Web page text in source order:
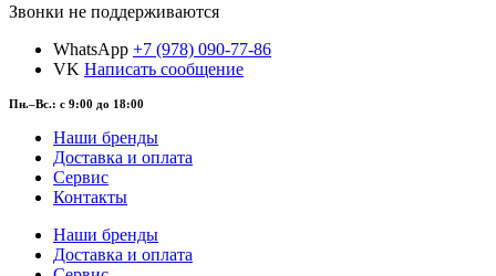
Звонки не поддерживаются
WhatsApp +7 (978) 090-77-86
VK Написать сообщение
Пн.–Вс.: с 9:00 до 18:00
Наши бренды
Доставка и оплата
Сервис
Контакты
Наши бренды
Доставка и оплата